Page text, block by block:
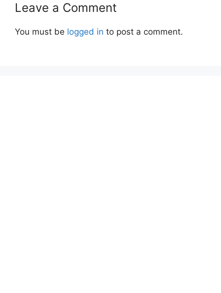
Leave a Comment
You must be logged in to post a comment.